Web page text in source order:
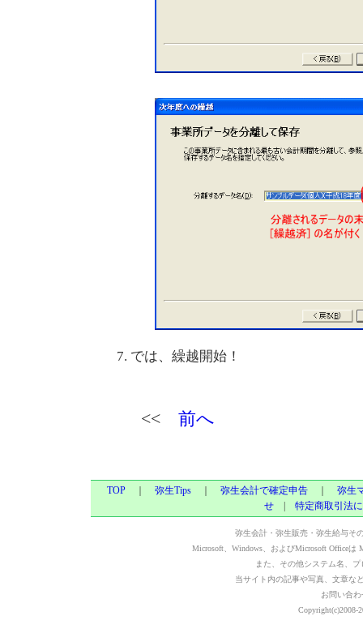
では、繰越開始！
<< 前へ
TOP ｜ 弥生Tips ｜ 弥生会計で確定申告 ｜ 弥生
せ | 特定商取引法
弥生会計・弥生販売・弥生給与そ
Microsoft、Windows、およびMicrosoft Office
また、その他システム名、
当サイト内の記事や写真、文章な
お問い合わ
Copyright(c)2008-